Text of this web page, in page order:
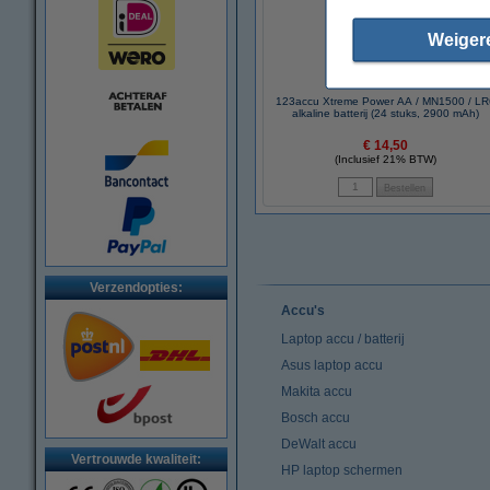
Verzendopties:
Vertrouwde kwaliteit:
123accu Xtreme Power AA / MN1500 /
alkaline batterij (24 stuks, 2900 mAh)
€ 14,50
(Inclusief 21% BTW)
Accu's
Laptop accu / batterij
Asus laptop accu
Makita accu
Bosch accu
DeWalt accu
HP laptop schermen